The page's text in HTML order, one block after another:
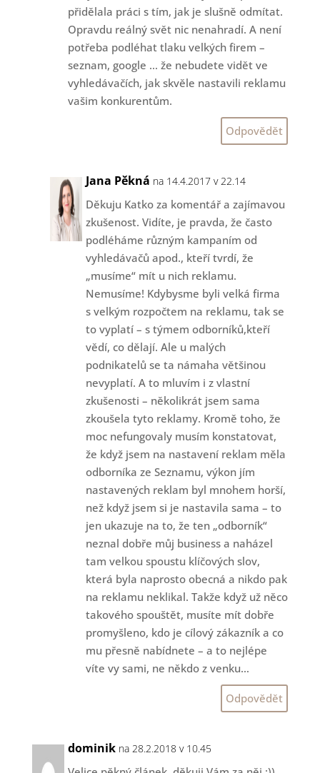
přidělala práci s tím, jak je slušně odmítat.
Opravdu reálný svět nic nenahradí. A není
potřeba podléhat tlaku velkých firem –
seznam, google … že nebudete vidět ve
vyhledávačích, jak skvěle nastavili reklamu
vašim konkurentům.
Odpovědět
Jana Pěkná na 14.4.2017 v 22.14
Děkuju Katko za komentář a zajímavou
zkušenost. Vidíte, je pravda, že často
podléháme různým kampaním od
vyhledávačů apod., kteří tvrdí, že
„musíme“ mít u nich reklamu.
Nemusíme! Kdybysme byli velká firma
s velkým rozpočtem na reklamu, tak se
to vyplatí – s týmem odborníků,kteří
vědí, co dělají. Ale u malých
podnikatelů se ta námaha většinou
nevyplatí. A to mluvím i z vlastní
zkušenosti – několikrát jsem sama
zkoušela tyto reklamy. Kromě toho, že
moc nefungovaly musím konstatovat,
že když jsem na nastavení reklam měla
odborníka ze Seznamu, výkon jím
nastavených reklam byl mnohem horší,
než když jsem si je nastavila sama – to
jen ukazuje na to, že ten „odborník“
neznal dobře můj business a naházel
tam velkou spoustu klíčových slov,
která byla naprosto obecná a nikdo pak
na reklamu neklikal. Takže když už něco
takového spouštět, musíte mít dobře
promyšleno, kdo je cílový zákazník a co
mu přesně nabídnete – a to nejlépe
víte vy sami, ne někdo z venku…
Odpovědět
dominik na 28.2.2018 v 10.45